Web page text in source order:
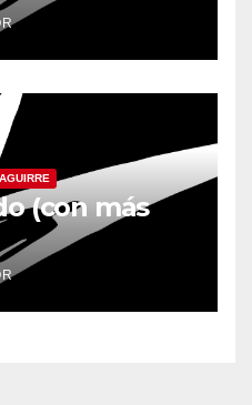
(con más